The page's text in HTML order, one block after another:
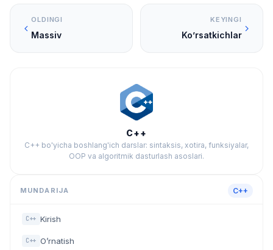
OLDINGI
Massiv
KEYINGI
Ko’rsatkichlar
C++
C++ bo'yicha boshlang'ich darslar: sintaksis, xotira, funksiyalar,
OOP va algoritmik dasturlash asoslari.
MUNDARIJA C++
C++ Kirish
C++ O’rnatish